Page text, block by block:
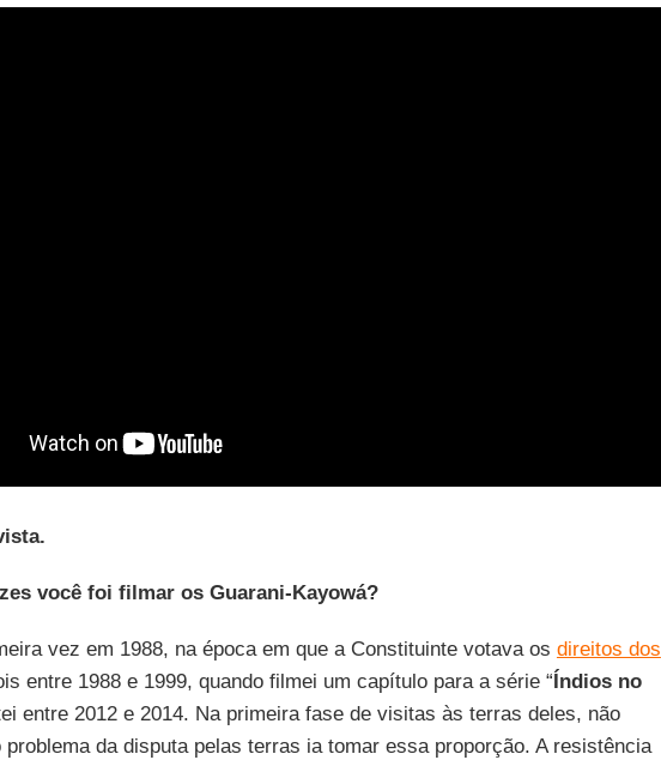
você foi filmar os Guarani-Kayowá?
vez em 1988, na época em que a Constituinte votava os direitos dos
entre 1988 e 1999, quando filmei um capítulo para a série “Índios no
entre 2012 e 2014. Na primeira fase de visitas às terras deles, não
problema da disputa pelas terras ia tomar essa proporção. A resistência